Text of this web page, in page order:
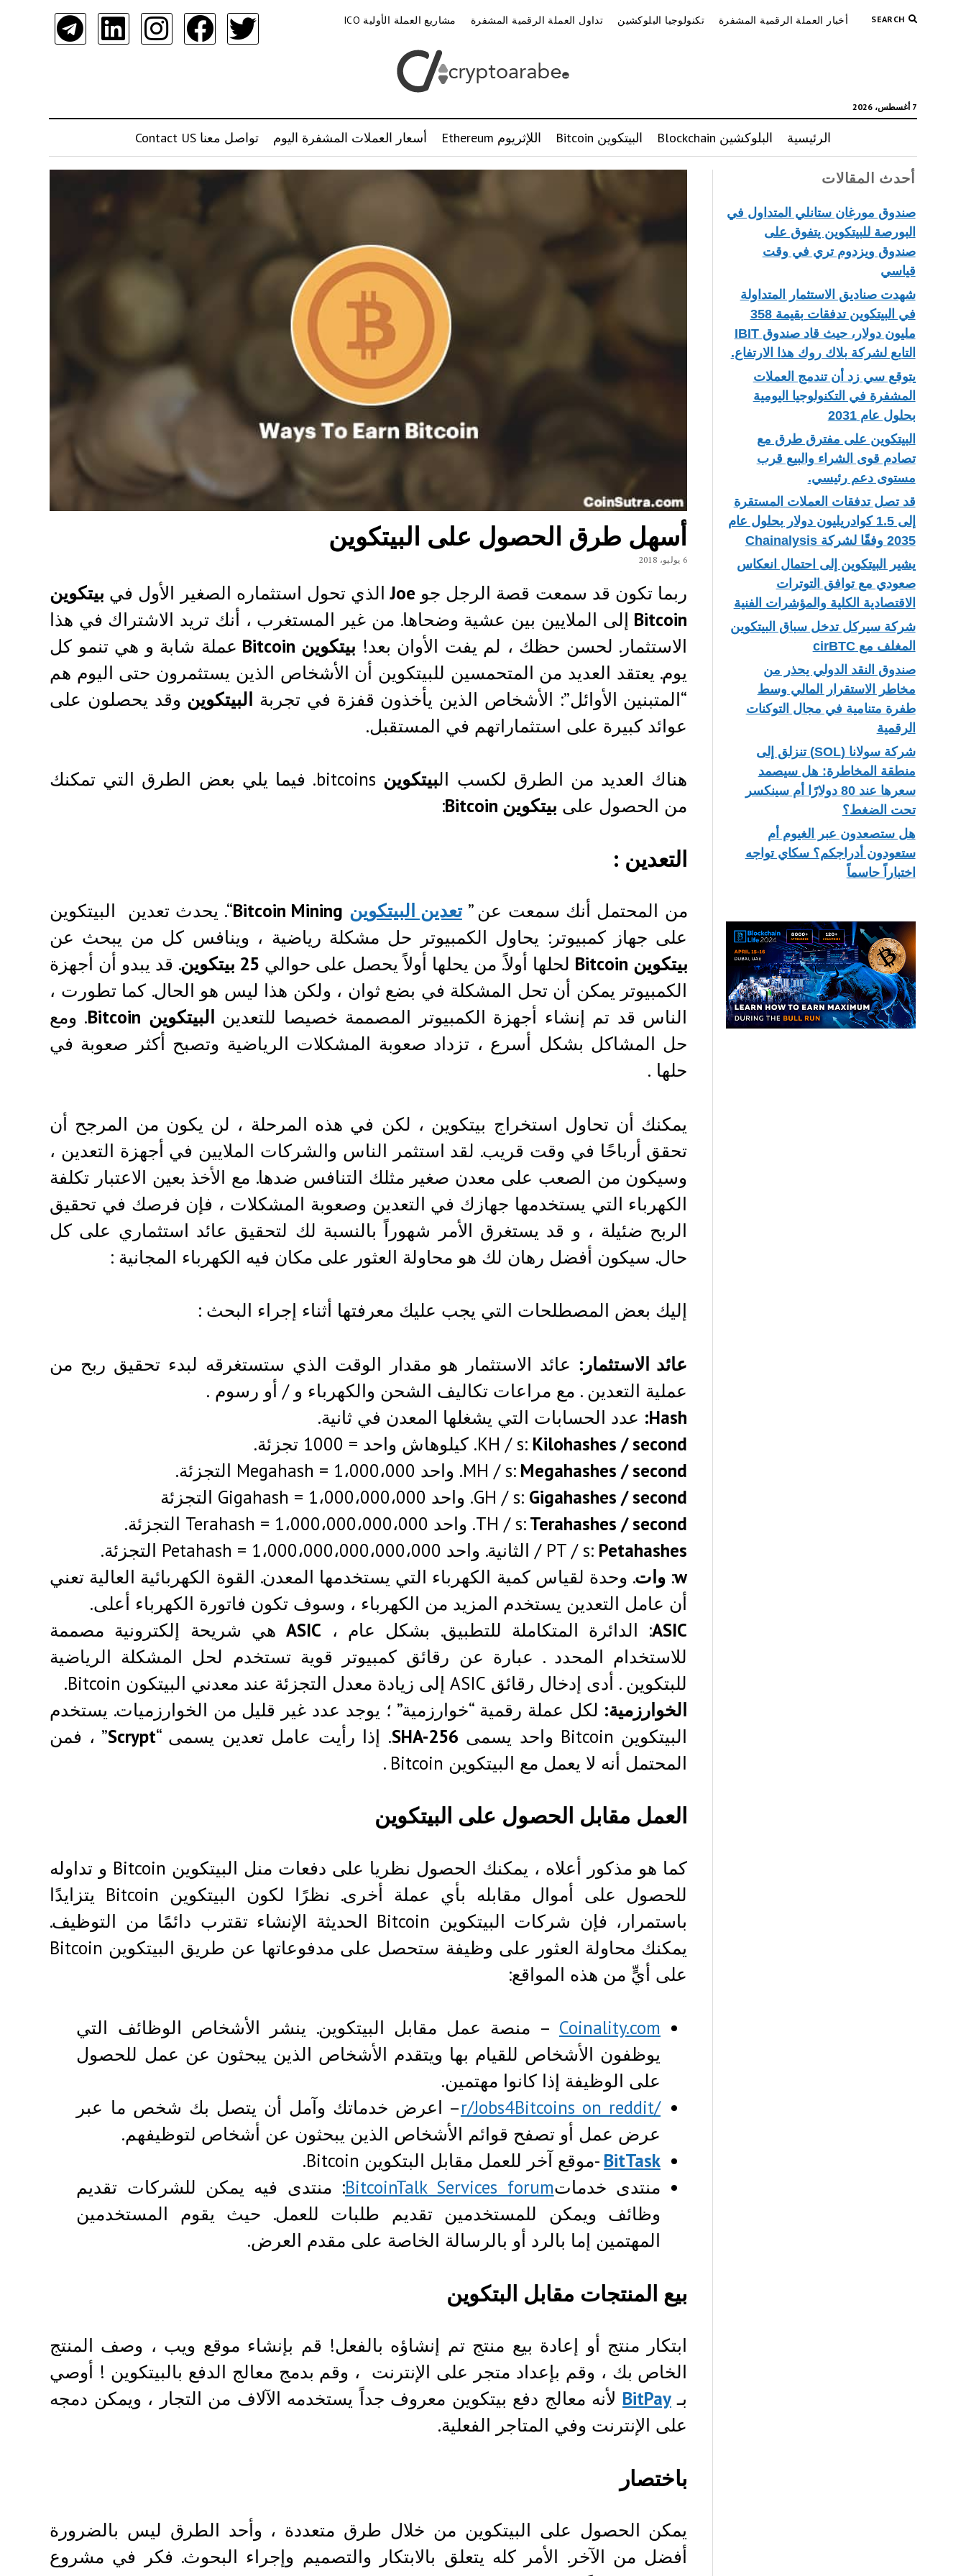
SEARCH أخبار العملة الرقمية المشفرة تكنولوجيا البلوكشين تداول العملة الرقمية المشفرة مشاريع العملة الأولية ICO
7 أغسطس، 2026
الرئيسية البلوكشين Blockchain البيتكوين Bitcoin اللإثريوم Ethereum أسعار العملات المشفرة اليوم تواصل معنا Contact US
أحدث المقالات
صندوق مورغان ستانلي المتداول في
البورصة للبيتكوين يتفوق على
صندوق ويزدوم تري في وقت
قياسي
شهدت صناديق الاستثمار المتداولة
في البيتكوين تدفقات بقيمة 358
مليون دولار، حيث قاد صندوق IBIT
التابع لشركة بلاك روك هذا الارتفاع.
يتوقع سي زد أن تندمج العملات
المشفرة في التكنولوجيا اليومية
بحلول عام 2031
البيتكوين على مفترق طرق مع
تصادم قوى الشراء والبيع قرب
مستوى دعم رئيسي.
قد تصل تدفقات العملات المستقرة
إلى 1.5 كوادريليون دولار بحلول عام
2035 وفقًا لشركة Chainalysis
يشير البيتكوين إلى احتمال انعكاس
صعودي مع توافق التوترات
الاقتصادية الكلية والمؤشرات الفنية
شركة سيركل تدخل سباق البيتكوين
المغلف مع cirBTC
صندوق النقد الدولي يحذر من
مخاطر الاستقرار المالي وسط
طفرة متنامية في مجال التوكنات
الرقمية
شركة سولانا (SOL) تنزلق إلى
منطقة المخاطرة: هل سيصمد
سعرها عند 80 دولارًا أم سينكسر
تحت الضغط؟
هل ستصعدون عبر الغيوم أم
ستعودون أدراجكم؟ سكاي تواجه
اختباراً حاسماً
أسهل طرق الحصول على البيتكوين
6 يوليو، 2018
ربما تكون قد سمعت قصة الرجل جو Joe الذي تحول استثماره الصغير الأول في بيتكوين
Bitcoin إلى الملايين بين عشية وضحاها. من غير المستغرب ، أنك تريد الاشتراك في هذا
الاستثمار. لحسن حظك ، لم يفت الأوان بعد! بيتكوين Bitcoin
عملة شابة و هي تنمو كل
يوم. يعتقد العديد من المتحمسين للبيتكوين أن الأشخاص الذين يستثمرون حتى اليوم هم
“المتبنين الأوائل”: الأشخاص الذين يأخذون قفزة في تجربة البيتكوين وقد يحصلون على
عوائد كبيرة على استثماراتهم في المستقبل.
هناك العديد من الطرق لكسب البيتكوين
bitcoins. فيما يلي بعض الطرق التي تمكنك
من الحصول على بيتكوين Bitcoin :
التعدين :
من المحتمل أنك سمعت عن ”تعدين البيتكوين Bitcoin Mining“. يحدث تعدين البيتكوين
على جهاز كمبيوتر: يحاول الكمبيوتر حل مشكلة رياضية ، وينافس كل من يبحث عن
بيتكوين Bitcoin
لحلها أولاً. من يحلها أولاً يحصل على حوالي 25 بيتكوين
. قد يبدو أن أجهزة
الكمبيوتر يمكن أن تحل المشكلة في بضع ثوان ، ولكن هذا ليس هو الحال. كما تطورت ،
الناس قد تم إنشاء أجهزة الكمبيوتر المصممة خصيصا للتعدين البيتكوين Bitcoin. ومع
حل المشاكل بشكل أسرع ، تزداد صعوبة المشكلات الرياضية وتصبح أكثر صعوبة في
حلها .
يمكنك أن تحاول استخراج بيتكوين ، لكن في هذه المرحلة ، لن يكون من المرجح أن
تحقق أرباحًا في وقت قريب. لقد استثمر الناس والشركات الملايين في أجهزة التعدين ،
وسيكون من الصعب على معدن صغير مثلك التنافس ضدها. مع الأخذ بعين الاعتبار تكلفة
الكهرباء التي يستخدمها جهازك في التعدين وصعوبة المشكلات ، فإن فرصك في تحقيق
الربح ضئيلة ، و قد يستغرق الأمر شهوراً بالنسبة لك لتحقيق عائد استثماري على كل
حال. سيكون أفضل رهان لك هو محاولة العثور على مكان فيه الكهرباء المجانية :
إليك بعض المصطلحات التي يجب عليك معرفتها أثناء إجراء البحث :
عائد الاستثمار: عائد الاستثمار هو مقدار الوقت الذي ستستغرقه لبدء تحقيق ربح من
عملية التعدين . مع مراعات تكاليف الشحن والكهرباء و / أو رسوم .
Hash: عدد الحسابات التي يشغلها المعدن في ثانية.
KH / s: Kilohashes / second
. كيلوهاش واحد = 1000 تجزئة.
MH / s: Megahashes / second
. واحد Megahash = 1،000،000 التجزئة.
GH / s: Gigahashes / second
. واحد Gigahash = 1،000،000،000 التجزئة
TH / s:Terahashes / second
. واحد Terahash = 1،000،000،000،000 التجزئة.
PT / s: Petahashes
/ الثانية. واحد Petahash = 1،000،000،000،000،000 التجزئة.
w
: وات. وحدة لقياس كمية الكهرباء التي يستخدمها المعدن. القوة الكهربائية العالية تعني
أن عامل التعدين يستخدم المزيد من الكهرباء ، وسوف تكون فاتورة الكهرباء أعلى.
ASIC: الدائرة المتكاملة للتطبيق. بشكل عام ، ASICهي شريحة إلكترونية مصممة
للاستخدام المحدد . عبارة عن رقائق كمبيوتر قوية تستخدم لحل المشكلة الرياضية
للبتكوين . أدى إدخال رقائق ASIC إلى زيادة معدل التجزئة عند معدني البيتكون Bitcoin.
الخوارزمية: لكل عملة رقمية “خوارزمية” ؛ يوجد عدد غير قليل من الخوارزميات. يستخدم
البيتكوين Bitcoin واحد يسمى
SHA-256. إذا رأيت عامل تعدين يسمى “Scrypt” ، فمن
المحتمل أنه لا يعمل مع البيتكوين Bitcoin .
العمل مقابل الحصول على البيتكوين
كما هو مذكور أعلاه ، يمكنك الحصول نظريا على دفعات منل البيتكوين Bitcoin و تداوله
للحصول على أموال مقابله بأي عملة أخرى. نظرًا لكون البيتكوين Bitcoin يتزايدًا
باستمرار، فإن شركات البيتكوين Bitcoin الحديثة الإنشاء تقترب دائمًا من التوظيف.
يمكنك محاولة العثور على وظيفة ستحصل على مدفوعاتها عن طريق البيتكوين Bitcoin
على أيٍّ من هذه المواقع:
Coinality.com – منصة عمل مقابل البيتكوين. ينشر الأشخاص الوظائف التي
يوظفون الأشخاص للقيام بها ويتقدم الأشخاص الذين يبحثون عن عمل للحصول
على الوظيفة إذا كانوا مهتمين.
/r/Jobs4Bitcoins on reddit
– اعرض خدماتك وآمل أن يتصل بك شخص ما عبر
عرض عمل أو تصفح قوائم الأشخاص الذين يبحثون عن أشخاص لتوظيفهم.
BitTask -موقع آخر للعمل مقابل البتكوين Bitcoin.
منتدى خدماتBitcoinTalk Services forum: منتدى فيه يمكن للشركات تقديم
وظائف ويمكن للمستخدمين تقديم طلبات للعمل. حيث يقوم المستخدمين
المهتمين إما بالرد أو بالرسالة الخاصة على مقدم العرض.
بيع المنتجات مقابل البتكوين
ابتكار منتج أو إعادة بيع منتج تم إنشاؤه بالفعل! قم بإنشاء موقع ويب ، وصف المنتج
الخاص بك ، وقم بإعداد متجر على الإنترنت ، وقم بدمج معالج الدفع بالبيتكوين ! أوصي
بـBitPay لأنه معالج دفع بيتكوين معروف جداً يستخدمه الآلاف من التجار ، ويمكن دمجه
على الإنترنت وفي المتاجر الفعلية.
باختصار
يمكن الحصول على البيتكوين من خلال طرق متعددة ، وأحد الطرق ليس بالضرورة
أفضل من الآخر. الأمر كله يتعلق بالابتكار والتصميم وإجراء البحوث. فكر في مشروع